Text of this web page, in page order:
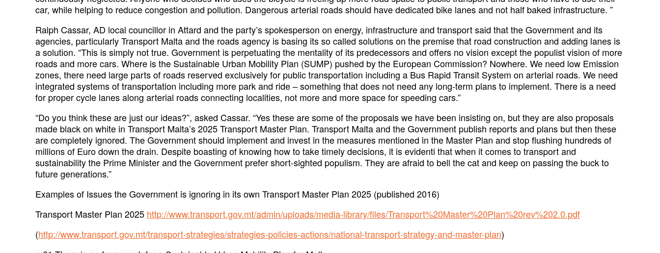
car, while helping to reduce congestion and pollution. Dangerous arterial roads should have dedicated bike lanes and not half baked infrastructure. ”
Ralph Cassar, AD local councillor in Attard and the party’s spokesperson on energy, infrastructure and transport said that the Government and its
agencies, particularly Transport Malta and the roads agency is basing its so called solutions on the premise that road construction and adding lanes is
a solution. “This is simply not true. Government is perpetuating the mentality of its predecessors and offers no vision except the populist vision of more
roads and more cars. Where is the Sustainable Urban Mobility Plan (SUMP) pushed by the European Commission? Nowhere. We need low Emission
zones, there need large parts of roads reserved exclusively for public transportation including a Bus Rapid Transit System on arterial roads. We need
integrated systems of transportation including more park and ride – something that does not need any long-term plans to implement. There is a need
for proper cycle lanes along arterial roads connecting localities, not more and more space for speeding cars.”
“Do you think these are just our ideas?”, asked Cassar. “Yes these are some of the proposals we have been insisting on, but they are also proposals
made black on white in Transport Malta’s 2025 Transport Master Plan. Transport Malta and the Government publish reports and plans but then these
are completely ignored. The Government should implement and invest in the measures mentioned in the Master Plan and stop flushing hundreds of
millions of Euro down the drain. Despite boasting of knowing how to take timely decisions, it is evidenti that when it comes to transport and
sustainability the Prime Minister and the Government prefer short-sighted populism. They are afraid to bell the cat and keep on passing the buck to
future generations.”
Examples of Issues the Government is ignoring in its own Transport Master Plan 2025 (published 2016)
Transport Master Plan 2025 http://www.transport.gov.mt/admin/uploads/media-library/files/Transport%20Master%20Plan%20rev%202.0.pdf
(http://www.transport.gov.mt/transport-strategies/strategies-policies-actions/national-transport-strategy-and-master-plan)